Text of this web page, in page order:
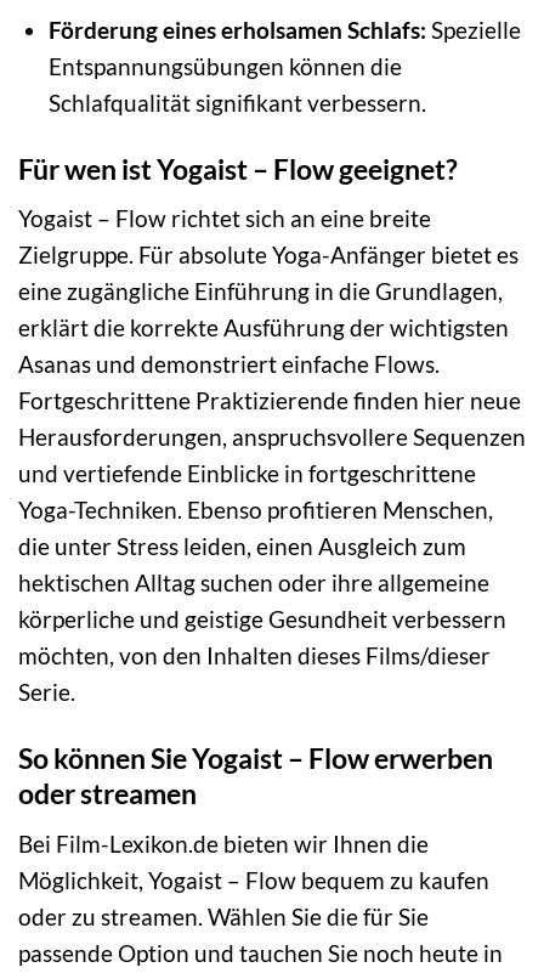
Förderung eines erholsamen Schlafs: Spezielle
Entspannungsübungen können die
Schlafqualität signifikant verbessern.
Für wen ist Yogaist – Flow geeignet?
Yogaist – Flow richtet sich an eine breite
Zielgruppe. Für absolute Yoga-Anfänger bietet es
eine zugängliche Einführung in die Grundlagen,
erklärt die korrekte Ausführung der wichtigsten
Asanas und demonstriert einfache Flows.
Fortgeschrittene Praktizierende finden hier neue
Herausforderungen, anspruchsvollere Sequenzen
und vertiefende Einblicke in fortgeschrittene
Yoga-Techniken. Ebenso profitieren Menschen,
die unter Stress leiden, einen Ausgleich zum
hektischen Alltag suchen oder ihre allgemeine
körperliche und geistige Gesundheit verbessern
möchten, von den Inhalten dieses Films/dieser
Serie.
So können Sie Yogaist – Flow erwerben
oder streamen
Bei Film-Lexikon.de bieten wir Ihnen die
Möglichkeit, Yogaist – Flow bequem zu kaufen
oder zu streamen. Wählen Sie die für Sie
passende Option und tauchen Sie noch heute in